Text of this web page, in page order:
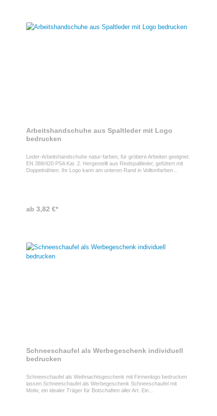
Arbeitshandschuhe aus Spaltleder mit Logo
bedrucken
Leder-Arbeitshandschuhe natur-farben, für gröbere Arbeiten geeignet.
EN 388/420 PSA Kat. 2. Hergestellt aus Rindspaltleder, gefüttert mit
Doppelnähten. Ihr Logo kann am unteren Rand in Volltonfarben
ab 3,82 €*
Schneeschaufel als Werbegeschenk individuell
bedrucken
Schneeschaufel als Weihnachtsgeschenk mit Firmenlogo bedrucken
lassen.Schneeschaufel als Werbegeschenk Schneeschaufel mit
Motiv, ein idealer Träger für Botschaften aller Art. Ein